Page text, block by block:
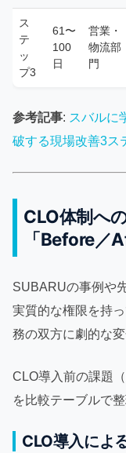
ス
テ
ッ
プ3
61〜
100
日
営業・
物流部
門
参考記事: スバルに
破する現場改善3ス
CLO体制へ
「Before／
SUBARUの事例や
実質的な権限を持
務の双方に劇的な変
CLO導入前の課題
を比較テーブルで整
CLO導入によ